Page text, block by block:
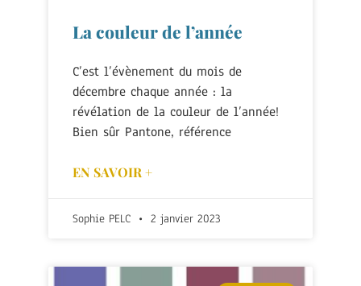
La couleur de l’année
C’est l’évènement du mois de
décembre chaque année : la
révélation de la couleur de l’année!
Bien sûr Pantone, référence
EN SAVOIR +
Sophie PELC 2 janvier 2023